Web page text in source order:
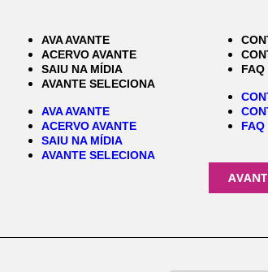
AVA AVANTE
ACERVO AVANTE
SAIU NA MÍDIA
AVANTE SELECIONA
AVA AVANTE
ACERVO AVANTE
SAIU NA MÍDIA
AVANTE SELECIONA
FAQ
FAQ